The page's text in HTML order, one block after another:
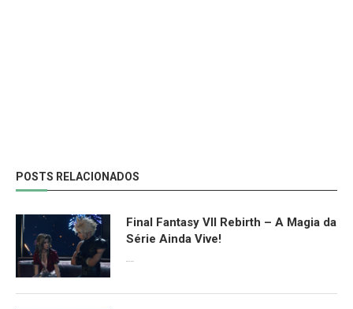
POSTS RELACIONADOS
Final Fantasy VII Rebirth – A Magia da
Série Ainda Vive!